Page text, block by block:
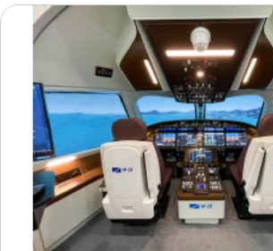
進行了適當的調整，使得其更適合面對青少
現對國產大飛機的高精度飛行模擬，提供逼
果，為客戶提供一個沉浸式的模擬飛行體驗